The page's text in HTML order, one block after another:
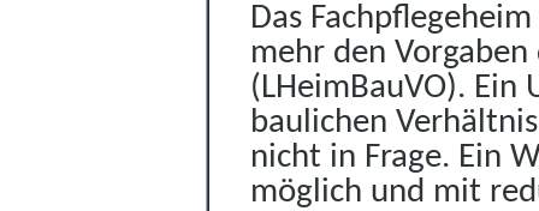
Das
mehr den
(LHeimBauVO).
baulichen
nicht in Frage. Ein
möglich und mit